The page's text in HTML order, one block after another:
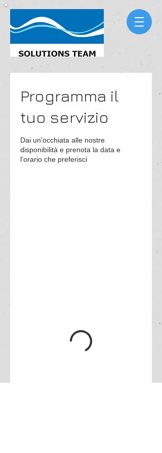
Programma il
tuo servizio
Dai un'occhiata alle nostre
disponibilità e prenota la data e
l'orario che preferisci